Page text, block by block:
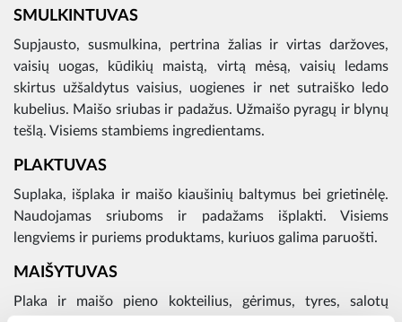
SMULKINTUVAS
Supjausto, susmulkina, pertrina žalias ir virtas daržoves,
vaisių uogas, kūdikių maistą, virtą mėsą, vaisių ledams
skirtus užšaldytus vaisius, uogienes ir net sutraiško ledo
kubelius. Maišo sriubas ir padažus. Užmaišo pyragų ir blynų
tešlą. Visiems stambiems ingredientams.
PLAKTUVAS
Suplaka, išplaka ir maišo kiaušinių baltymus bei grietinėlę.
Naudojamas sriuboms ir padažams išplakti. Visiems
lengviems ir puriems produktams, kuriuos galima paruošti.
MAIŠYTUVAS
Plaka ir maišo pieno kokteilius, gėrimus, tyres, salotų